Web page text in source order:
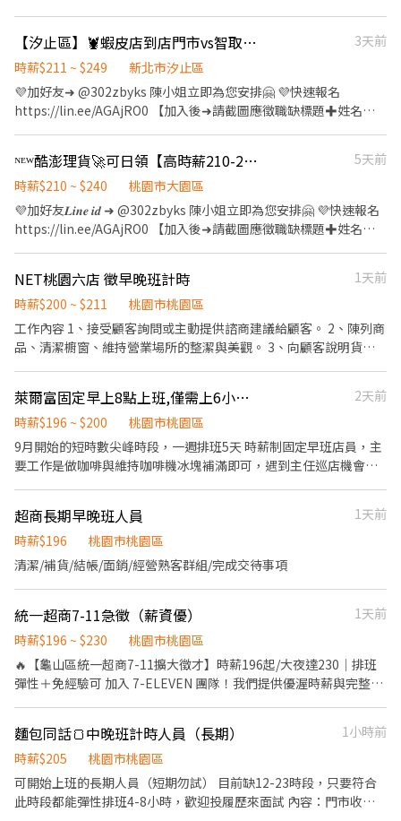
份市信東路二段106號1樓 大園三和-智取店：桃園市大園區菓林路8
號1樓 大園大豐店：桃園市大園區大豐二街70號1樓 大園大觀-智取
區大觀路428號1樓 大園致遠-智取店：桃園市大園區致遠一路30號1
樓 大園崁腳-智取店：桃園市大園區和平西路108號1樓 大園菓林
店：桃園市大園區菓林路145號1樓 大園新生-智取店：桃園市大園
區新生路145號1樓 大園新興店：桃園市大園區新興路139號1樓 大
溪民權-智取店：桃園市大溪區民權東路162號1樓 中壢中美-智取
店：桃園市中壢區中美路一段53號1樓 中壢中原-智取店：桃園市中
壢區中北路40號1樓 中壢公園店：桃園市中壢區公園路二段133號1
樓 中壢央大-智取店：桃園市中壢區民族路三段396號1樓 中壢民族
店：桃園市中壢區民族路五段88號1樓 中壢成章店：桃園市中壢區
桃園市中壢區健行路218號1樓 中壢莊敬店：桃園市中壢區莊敬路
838巷1號1樓 中壢復強-智取店：桃園市中壢區復華街191號與193
號1樓 中壢復華店：桃園市中壢區復華11街56號1樓 中壢榮安-智取
店：桃園市中壢區榮安十三街252號1樓 中壢龍文-智取店：桃園市
中壢區龍文街15號1樓 平鎮文心-智取店：桃園市平鎮區文心路112
號1樓 平鎮平東店：桃園市平鎮區平東路59號１樓 平鎮延平-智取
店：桃園市平鎮區延平路二段26號1樓 平鎮南京店：桃園市平鎮區
南京路125巷62號1樓 平鎮南豐-智取店：桃園市平鎮區南豐路194
號1樓 平鎮湧安店：桃園市平鎮區湧安路1號1樓 平鎮新富-智取店：
桃園市平鎮區新富二街50號1樓 平鎮龍江店：桃園市平鎮區龍江路
188號1樓 平鎮龍南-智取店：桃園市平鎮區龍南路150之1號1樓 桃
園中埔店：桃園市桃園區中埔一街105號1樓 桃園民安-智取店：桃
園市桃園區民安路124號1樓 桃園民有店：桃園市桃園區民有三街
425號1樓 桃園春日-智取店：桃園市桃園區春日路1171號1樓 桃園
桃鶯-智取店：桃園市桃園區桃鶯路125號1樓 桃園桃鶯二店：桃園
市桃園區桃鶯路230-1號1樓 桃園國強店：桃園市桃園區國強一街
桃園區龍城二街56號1樓 桃園寶慶-智取店：桃園市桃園區寶慶路
296號1樓 新屋中山店：桃園市新屋區中山路339號1樓 新屋中華-智
取店：桃園市新屋區中華路225號1樓 楊梅三民店：桃園市楊梅區三
民路47號1樓 楊梅四維店：桃園市楊梅區四維路48號1樓 楊梅成功-
號1樓 楊梅瑞梅店：桃園市楊梅區瑞梅街188號1樓 楊梅萬大店：桃
園市楊梅區萬大路75號1樓 龜山山鶯-智取店：桃園市龜山區山鶯路
店：桃園市龜山區文化二路34巷14弄21號1樓 龜山文學店：桃園市
龜山區文學路228號1樓 龜山光峯店：桃園市龜山區光峯路192號1
隊，一起賺錢！
▸❶16:15~22:45 ❷18:45~22:45(每周至少2天需配合16:15上班) 💰
【薪資待遇】：時薪$196+地區獎金(面試時會再說明) 📍【雙週排
休】：每週排班至少4天,不可指定休六或日
========================== 👥【 智取店】 1.無需服務客人，
但需包裹搬運、理貨、維持店內清潔 2.支援調店，接受跑店安排 ⚠️
🔸【上班時間】🔸(擇一) 早班▸07:00-12:00 / 07:30-12:30 / 08:00-
13:00 / 08:30-13:30 ( 需配合5H ) 晚班▸17:30-23:30(實際上班時間
班✶ 💰【薪資待遇】：時薪$204+地區獎金(面試時會再說明) 📍【雙
週排休】：每週排班至少4天，假日需配合至少一天排班 -----------
------------------------------------- 找工作不等人！點擊下方應徵
⬇️ 1️⃣ 私訊平台 直接詢問 2️⃣官方 🔗：https://lin.ee/xNbSanF 💬 留
【汐止區】🦞蝦皮店到店門市vs智取人員⚡早晚班兼職首選⚡地點任選⚡錄取高GJ
3天前
時薪$211 ~ $249
新北市汐止區
💜加好友➜ @302zbyks 陳小姐立即為您安排🤗 💜快速報名
https://lin.ee/AGAjRO0 【加入後➜請截圖應徵職缺標題✚姓名✚
貨、收銀結帳 等 智取店：理貨、搬運、維持門市作業區環境、清潔
維護作業、需有交通工具 (一天需跑店3~5間智取店) 🦐【薪資待
遇】 一般店✨時薪 $211起 智取店✨時薪 $229-$249 🦐【上班時
間】： 一般店 ↓ 早班時段 - 11:00~17:30 晚班時段 - 16:15~22:45、
18:45~22:45 午班時段 - 15:00~19:00 ＝＝＝＝＝＝＝＝＝＝＝＝＝
07:30~12:30、08:00~13:00、08:30~13:30 晚班時段 -
17:30~21:30、18:00~22:00、18:30~22:30 全班時段(雙頭班) -
07:00~13:30+17:30~00:00 (上班約6~8小時) 夜班時段 -
23:30~03:30 (上班約2~4小時) 午班時段 - 15:00~19:00 ＝＝＝＝＝
＝＝＝＝＝＝＝＝＝＝＝＝＝＝＝＝＝＝＝＝＝ 🦐【休假制度】：
排休制 (輪班人員依照當月紅字天數排休；時薪人員依照門市與個人
可配合時段) ＝＝＝＝＝＝＝＝＝＝＝＝＝＝＝＝＝＝＝＝＝＝＝＝
＝＝ 📍【一般店-缺額門市 ↓ ↓ ↓】： 汐止大同店-新北市汐止區
大同路二段667號1樓 汐止樟樹二店-新北市汐止區樟樹一路141巷3
號1樓 汐止新昌店-新北市汐止區新昌路12號1樓 汐止明峰店-新北市
汐止區明峰街15號1樓 汐止青山店-新北市汐止區青山路29號1樓 ＝
＝＝＝＝＝＝＝＝＝＝＝＝＝＝＝＝＝＝＝＝＝＝＝＝＝ 📍【智取
店-缺額門市 ↓ ↓ ↓】 汐止秀峰 - 智取店-新北市汐止區秀峰路74號
1樓 汐止東城 - 智取店-新北市汐止區康寧街459巷17號1樓 汐止同興
- 智取店-新北市汐止區同興路278號1樓 ＝＝＝＝＝＝＝＝＝＝＝＝
＝＝＝＝＝＝＝＝＝＝＝＝＝＝ ❗需可配合調店、支援❗❗需可配合調
工、想找穩定的工作，點選『立即應徵』，將盡速為您安排❤️
ᴺᴱᵂ酷澎理貨🚀可日領【高時薪210-240↗】兼職打工🎖️班別任選🎖️大園區GJ
5天前
時薪$210 ~ $240
桃園市大園區
💜加好友𝑳𝒊𝒏𝒆 𝒊𝒅 ➜ @302zbyks 陳小姐立即為您安排🤗 💜快速報名
https://lin.ee/AGAjRO0 【加入後➜請截圖應徵職缺標題✚姓名✚
開心 ⚡不定期的加碼獎金⚡強檔日雙倍薪⚡韓國電商理貨首選😀 ＝＝
＝＝＝＝＝＝＝＝＝＝＝＝＝＝＝＝＝＝＝＝＝＝＝＝ ✅【工作內
容】 ➡️【理貨員】 : 檢貨、理貨、包裝、出貨、加工、上架、退
貨、便服上班、走動式作業(依現場工作指派為原則) ➡️【文書人
會 3.文書人員具備基本電腦操作能力、Office辦公室軟體操作 4.文書
理貨員為主要理貨工作但會操作到簡易文書作業 ＝＝＝＝＝＝＝＝
08:00~17:00 晚班：18:00~03:00 (直接下夜班) ＝＝＝＝＝＝＝＝＝
＝＝＝＝＝＝＝＝＝＝＝＝＝＝＝＝＝ 💰【薪資待遇】 ➡️理貨日班
$210 ➡️理貨晚班$240 ➡️文書日班$230 (額滿) ➡️文書晚班$265 (額
滿) ⭐另有，堆高機津貼20 (需通過訓練) ＝＝＝＝＝＝＝＝＝＝＝＝
額不同⭐可詢問專員 ❣️TAO1：大園區建國路102號 ▶近機場 ❣️
TAO5：桃園市觀音區寶倉街108號5樓 ＝＝＝＝＝＝＝＝＝＝＝＝
＝＝＝＝＝＝＝＝＝＝＝＝＝＝
https://forms.office.com/r/p8ECMPGJbb 🚚🚚 🚚詳細交通車路線
可先自行查詢唷 🚚🚚🚚 ＝＝＝＝＝＝＝＝＝＝＝＝＝＝＝＝＝＝＝
＝＝＝＝＝＝＝ ✅【休假制度】排休制 (依現場人力狀況靈活調配)
✅【工作要求】: 需能搬重、接受走動式久站 ❤️【工作福利】❤️ ➡️廠
區機車停車免費 ➡️提供日周領服務💲日領$1,500 ➡️加班採自願報
有近30條路線的交通車，讓你上下班沒煩惱！ ➡️不定時強檔專案推
出，讓你工作更有動力，荷包賺滿滿！ ＝＝＝＝＝＝＝＝＝＝＝＝
＝＝＝＝＝＝＝＝＝＝＝＝＝＝ ⚠️面試、應徵請線上預約，勿直接
跑現場唷⚠️
NET桃園六店 徵早晚班計時
1天前
時薪$200 ~ $211
桃園市桃園區
工作內容 1、接受顧客詢問或主動提供諮商建議給顧客。 2、陳列商
品、清潔櫥窗、維持營業場所的整潔與美觀。 3、向顧客說明貨品
交付商品、開發票或收據，完成交易手續。 6、於當天打烊前，撰
寫當日交班報表。 獎金福利 1、生日禮券 2、員工購物優惠
萊爾富固定早上8點上班,僅需上6小時尖峰時段，時薪200
2天前
時薪$196 ~ $200
桃園市桃園區
9月開始的短時數尖峰時段，一週排班5天 時薪制固定早班店員，主
要工作是做咖啡與維持咖啡機冰塊補滿即可，遇到主任巡店機會最
啡機人潮（同時結帳與做咖啡，有時候還有微波跟代收），早班固
定不輪班（最忙碌的班），只要求結帳速度（其他不要求）：收銀
需維持正負零，常常虧錢請馬上補齊且本店有權利停止排班，你是
來上班賺錢的不是來虧錢的⋯⋯^ ^ 1.頭髮無染超淺色 2.無美甲 3.無
褲或裙子上班、 早班：08:00-14:00 （6小時） 上班時段固定無法更
改 工作內容：收銀與咖啡機、一週兩次偶爾會遇到遲到的冷凍物流
（固定每月5號匯款） 收銀：當日交接有虧錢的當日補齊！不可侵
佔營業額與交接的零用金否則一律通報警察（店內有監視器、收銀
也皆有記錄） 試用期：實習3天時薪196元，確定收銀正常才繼續排
班進入一個月的試用期（時薪200），早班不用補滿有空閒時去拉拉
那種隱私權極高的群組類型請安心不會遇到怪同事， 依訊息內容回
饋店裡照片） ⚠️一律無法預支薪水、預計惡意離職曠職或惡意學不
會者也不會立即結清依規定於下個月5號轉帳、無法接受這點者，請
超商長期早晚班人員
1天前
時薪$196
桃園市桃園區
清潔/補貨/結帳/面銷/經營熟客群組/完成交待事項
統一超商7-11急徵（薪資優）
1天前
時薪$196 ~ $230
桃園市桃園區
🔥【龜山區統一超商7-11擴大徵才】時薪196起/大夜達230｜排班
彈性＋免經驗可 加入 7-ELEVEN 團隊！我們提供優渥時薪與完整培
最高達 $230/hr。 法定保障： 依法投保勞保、健保、提撥勞退
6%。 專屬加碼： 享生日禮、三節禮，及年終獎金！ 🚀 【排班與升
遷】 排班彈性： 早班／晚班／大夜班任選，完美配合個人作息。 透
明升遷： 工讀生 ➡️ 店職員 ➡️ 店副理 ➡️ 店經理 ➡️ 營業幹部，不看
麵包同話🍞中晚班計時人員（長期）
1小時前
時薪$205
桃園市桃園區
可開始上班的長期人員（短期勿試） 目前缺12-23時段，只要符合
此時段都能彈性排班4-8小時，歡迎投履歷來面試 內容：門市收